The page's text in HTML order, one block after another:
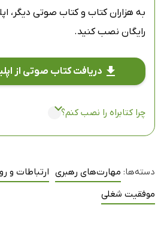
به هزاران کتاب و کتاب صوتی دیگر،
رایگان نصب کنید.
دریافت کتاب صوتی از
چرا کتابراه را نصب کنم؟
دسته‌ها: مهارت‌های رهبری ارتباطات و
موفقیت شغلی